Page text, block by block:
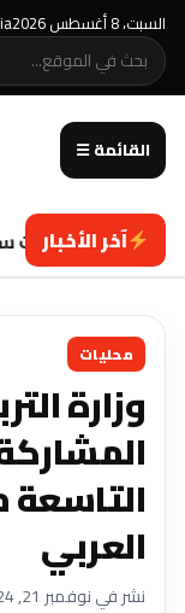
السبت، 8 أغسطس 2026
القائمة ☰
آخر الأخبار
محليات
محليات
وزارة
العربي
نشر في نوفمبر 21, 2024